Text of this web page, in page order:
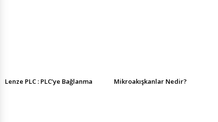
Lenze PLC : PLC’ye Bağlanma Mikroakışkanlar Nedir?